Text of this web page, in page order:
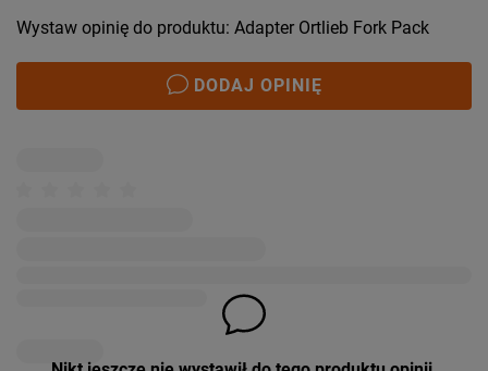
Wystaw opinię do produktu: Adapter Ortlieb Fork Pack
DODAJ OPINIĘ